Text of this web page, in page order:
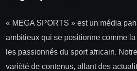
« MEGA SPORTS » est un média
ambitieux qui se positionne comme
les passionnés du sport africain.
variété de contenus, allant des